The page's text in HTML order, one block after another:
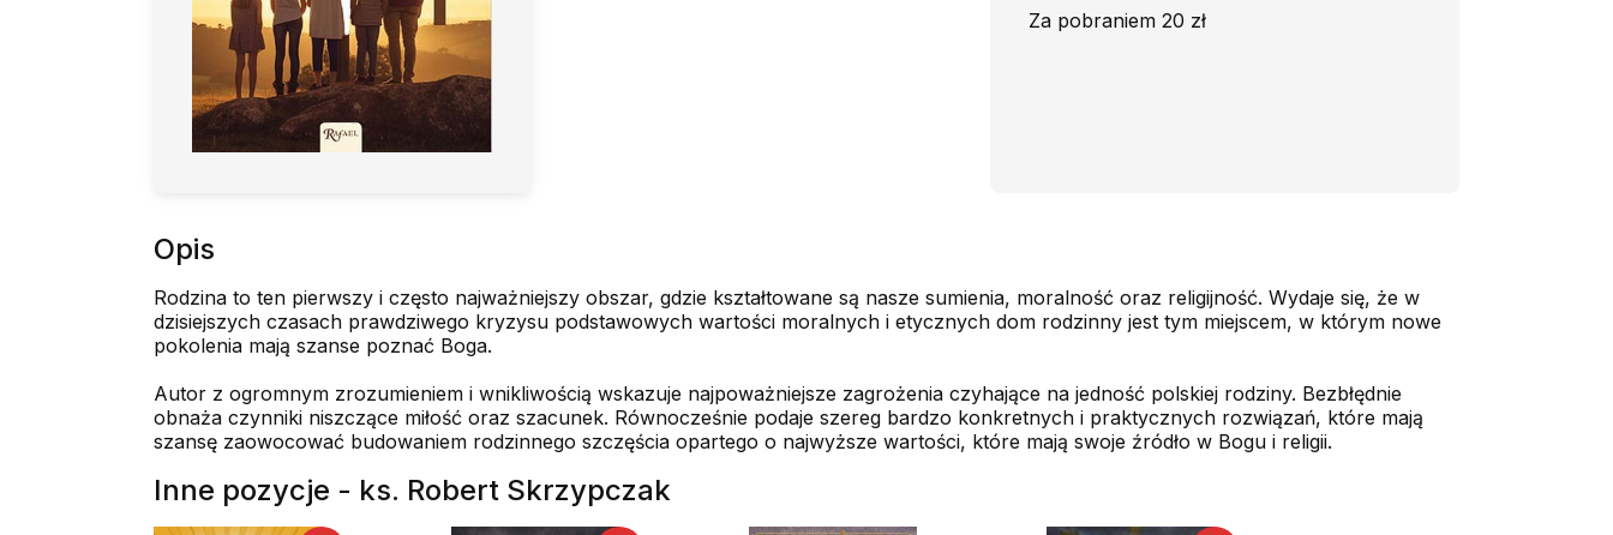
Za pobraniem 20 zł
Opis
Rodzina to ten pierwszy i często najważniejszy obszar, gdzie kształtowane są nasze sumienia, moralność oraz religijność. Wydaje się, że w
dzisiejszych czasach prawdziwego kryzysu podstawowych wartości moralnych i etycznych dom rodzinny jest tym miejscem, w którym nowe
pokolenia mają szanse poznać Boga.
Autor z ogromnym zrozumieniem i wnikliwością wskazuje najpoważniejsze zagrożenia czyhające na jedność polskiej rodziny. Bezbłędnie
obnaża czynniki niszczące miłość oraz szacunek. Równocześnie podaje szereg bardzo konkretnych i praktycznych rozwiązań, które mają
szansę zaowocować budowaniem rodzinnego szczęścia opartego o najwyższe wartości, które mają swoje źródło w Bogu i religii.
Inne pozycje - ks. Robert Skrzypczak